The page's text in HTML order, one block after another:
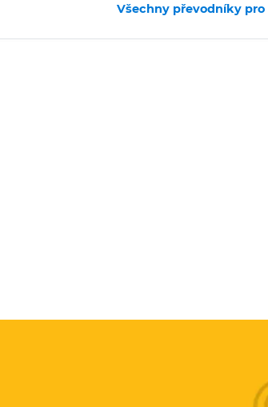
Všechny převodníky pro